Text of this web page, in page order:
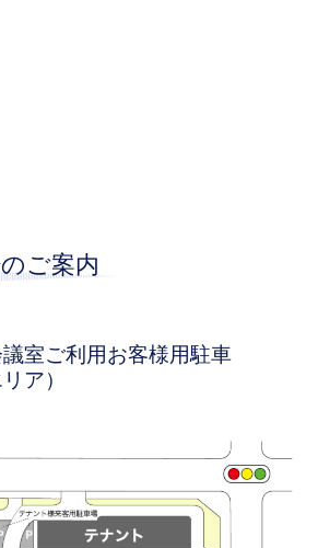
ご案内
室ご利用お客様用駐車
ア）